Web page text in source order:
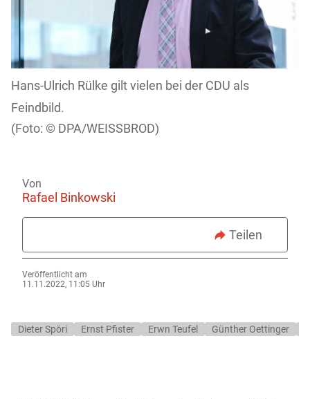
Hans-Ulrich Rülke gilt vielen bei der CDU als
Feindbild.
DPA/WEISSBROD)
Von
Rafael Binkowski
Teilen
Veröffentlicht am
11.11.2022, 11:05 Uhr
Dieter Spöri Ernst Pfister Erwn Teufel Günther Oettinger